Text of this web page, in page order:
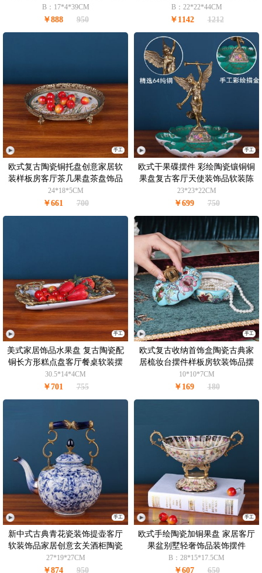
摆件
B：17*4*39CM
￥888 950
艺品
B：22*22*44CM
￥1142 1212
手工
欧式复古陶瓷铜托盘创意家居软
装样板房客厅茶几果盘茶盘饰品
摆件
24*18*5CM
￥661 700
手工
欧式干果碟摆件 彩绘陶瓷镶铜铜
果盘复古客厅天使装饰品软装陈
设
23*23*22CM
￥699 750
手工
美式家居饰品水果盘 复古陶瓷配
铜长方形糕点盘客厅餐桌软装摆
件
30.5*14*4CM
￥701 755
手工
欧式复古收纳首饰盒陶瓷古典家
居梳妆台摆件样板房软装饰品摆
设
10*10*7CM
￥169 180
手工
新中式古典青花瓷装饰提壶客厅
软装饰品家居创意玄关酒柜陶瓷
摆件
27*19*27CM
￥874 950
手工
欧式手绘陶瓷加铜果盘 家居客厅
果盆别墅轻奢饰品装饰摆件
B：28*15*17.5CM
￥607 650